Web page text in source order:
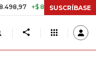
8.753,81 +2,19% TASA
SUSCRÍBASE